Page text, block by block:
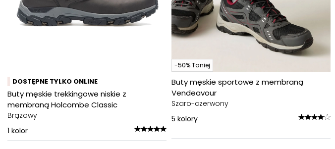
DOSTĘPNE TYLKO ONLINE
Buty męskie trekkingowe niskie z
membraną Holcombe Classic
Brązowy
1 kolor
-50% Taniej
Buty męskie sportowe z membraną
Vendeavour
Szaro-czerwony
5 kolory